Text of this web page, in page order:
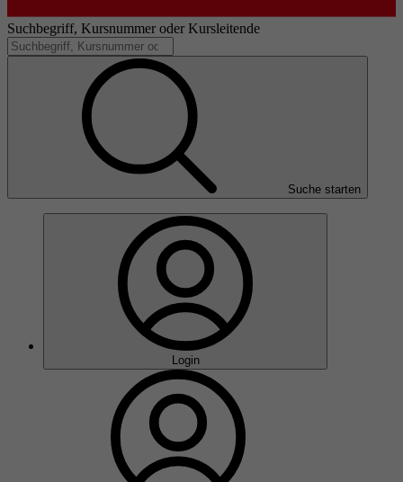
Suchbegriff, Kursnummer oder Kursleitende
Suche starten
Login